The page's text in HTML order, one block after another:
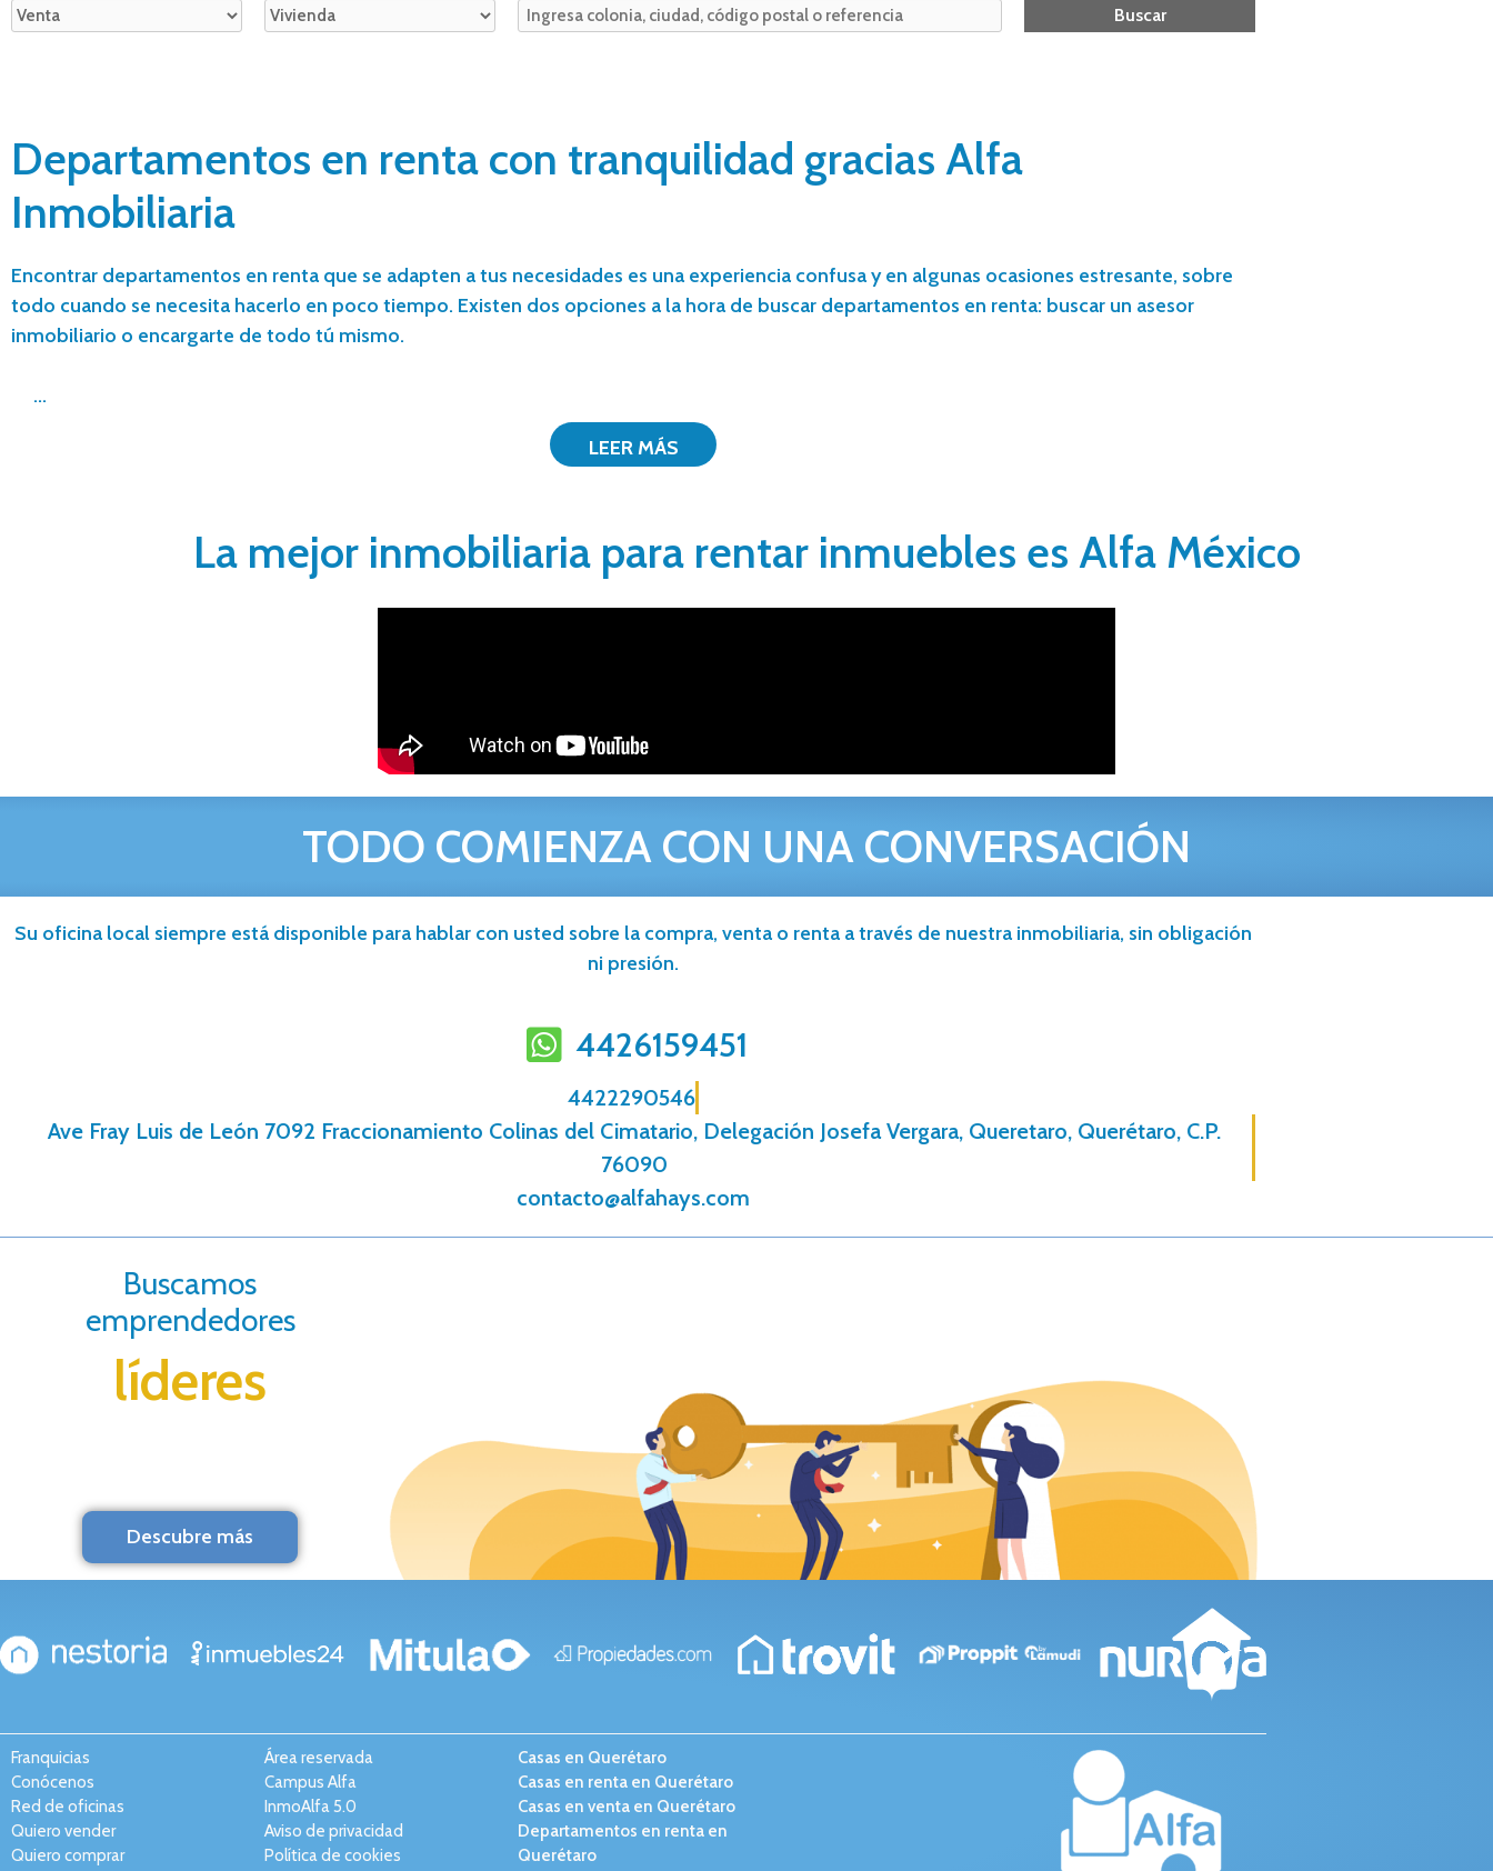
Departamentos en renta con tranquilidad gracias Alfa
Inmobiliaria
Encontrar departamentos en renta que se adapten a tus necesidades es una experiencia confusa y en algunas ocasiones estresante, sobre
todo cuando se necesita hacerlo en poco tiempo. Existen dos opciones a la hora de buscar departamentos en renta: buscar un asesor
inmobiliario o encargarte de todo tú mismo.
...
LEER MÁS
La mejor inmobiliaria para rentar inmuebles es Alfa México
TODO COMIENZA CON UNA CONVERSACIÓN
Su oficina local siempre está disponible para hablar con usted sobre la compra, venta o renta a través de nuestra inmobiliaria, sin obligación
ni presión.
4426159451
4422290546
Ave Fray Luis de León 7092 Fraccionamiento Colinas del Cimatario, Delegación Josefa Vergara, Queretaro, Querétaro, C.P.
76090
contacto@alfahays.com
Buscamos
emprendedores
líderes
Descubre más
Franquicias
Conócenos
Red de oficinas
Quiero vender
Quiero comprar
Área reservada
Campus Alfa
InmoAlfa 5.0
Aviso de privacidad
Política de cookies
Casas en Querétaro
Casas en renta en Querétaro
Casas en venta en Querétaro
Departamentos en renta en
Querétaro